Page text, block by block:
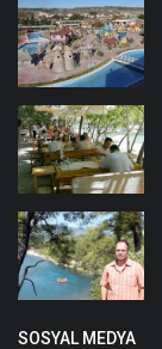
SOSYAL MEDYA